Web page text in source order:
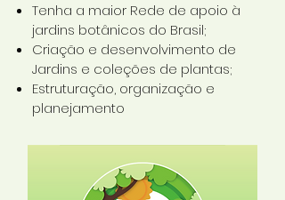
Tenha a maior Rede de apoio à
jardins botânicos do Brasil;
Criação e desenvolvimento de
Jardins e coleções de plantas;
Estruturação, organização e
planejamento